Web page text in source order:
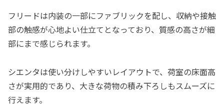
フリードは内装の一部にファブリックを配し、収納や接触
部の触感が心地よい仕立てとなっており、質感の高さが細
部にまで感じられます。
シエンタは使い分けしやすいレイアウトで、荷室の床面高
さが実用的であり、大きな荷物の積み下ろしもスムーズに
行えます。